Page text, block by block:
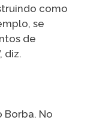
como
se
de
diz.
No